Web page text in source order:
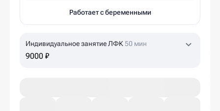
Работает с беременными
Индивидуальное занятие ЛФК 50 мин
9000 ₽